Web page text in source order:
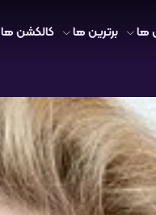
ها برترین ها کالکشن ها